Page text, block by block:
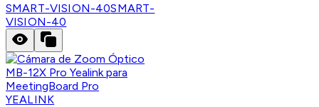
SMART-VISION-40SMART-
VISION-40
YEALINK